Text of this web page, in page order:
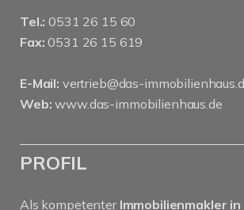
Tel.: 0531 26 15 60
Fax: 0531 26 15 619
E-Mail: vertrieb@das-
Web: www.das-immobilienhaus.de
PROFIL
Als kompetenter Immobilienmakler